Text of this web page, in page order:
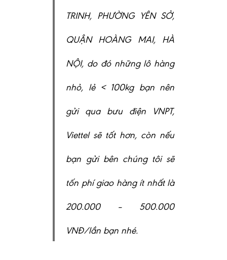
TRINH, PHƯỜNG YÊN SỞ,
QUẬN HOÀNG MAI, HÀ
NỘI, do đó những lô hàng
nhỏ, lẻ < 100kg bạn nên
gửi qua bưu điện VNPT,
Viettel sẽ tốt hơn, còn nếu
bạn gửi bên chúng tôi sẽ
tốn phí giao hàng ít nhất là
200.000 – 500.000
VNĐ/lần bạn nhé.